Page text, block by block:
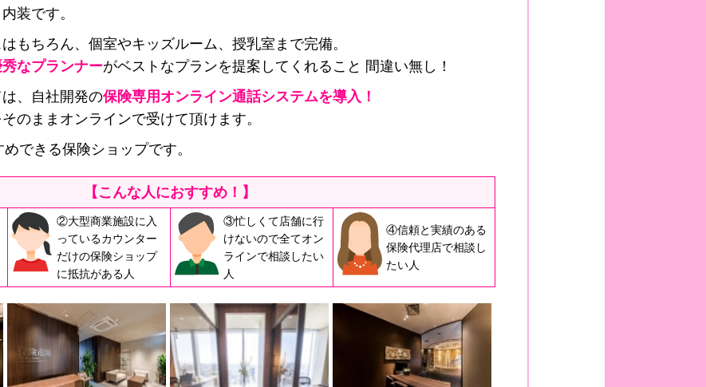
装です。
もちろん、個室やキッズルーム、授乳室まで完備。
なプランナーがベストなプランを提案してくれること 間違い無し！
、自社開発の保険専用オンライン通話システムを導入！
のままオンラインで受けて頂けます。
めできる保険ショップです。
【こんな人におすすめ！】
②大型商業施設に入
っているカウンター
だけの保険ショップ
に抵抗がある人
③忙しくて店舗に行
けないので全てオン
ラインで相談したい
人
④信頼と実績のある
保険代理店で相談し
たい人